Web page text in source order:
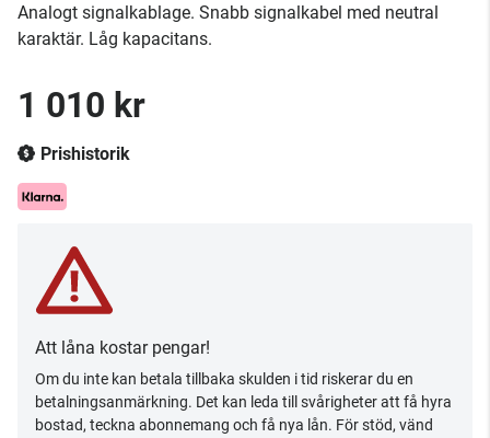
Analogt signalkablage. Snabb signalkabel med neutral
karaktär. Låg kapacitans.
1 010 kr
Prishistorik
Att låna kostar pengar!
Om du inte kan betala tillbaka skulden i tid riskerar du en
betalningsanmärkning. Det kan leda till svårigheter att få hyra
bostad, teckna abonnemang och få nya lån. För stöd, vänd